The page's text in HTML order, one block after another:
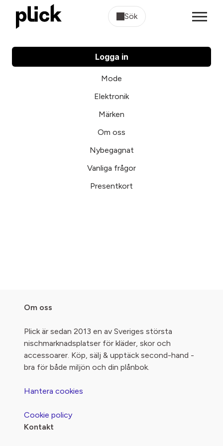
Sök
Logga in
Mode
Elektronik
Märken
Om oss
Nybegagnat
Vanliga frågor
Presentkort
Om oss
Plick är sedan 2013 en av Sveriges största
nischmarknadsplatser för kläder, skor och
accessoarer. Köp, sälj & upptäck second-hand -
bra för både miljön och din plånbok.
Hantera cookies
Cookie policy
Kontakt